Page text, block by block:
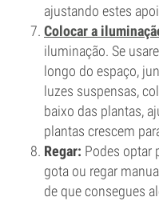
ajustando estes
Colocar a
iluminação. Se
longo do espaço,
luzes suspensas,
baixo das plantas,
plantas crescem
Regar: Podes optar
gota ou regar
de que consegues